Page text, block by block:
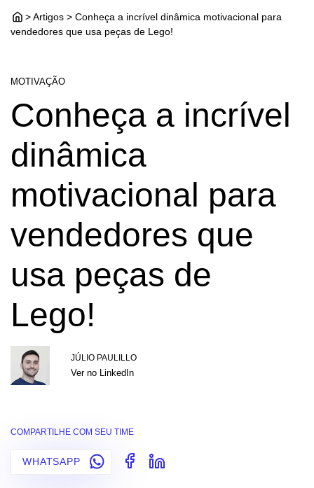
> Artigos > Conheça a incrível dinâmica motivacional para
vendedores que usa peças de Lego!
MOTIVAÇÃO
Conheça a incrível
dinâmica
motivacional para
vendedores que
usa peças de
Lego!
JÚLIO PAULILLO
Ver no LinkedIn
COMPARTILHE COM SEU TIME
WHATSAPP